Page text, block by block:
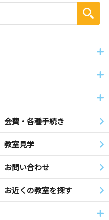
会費・各種手続き
教室見学
お問い合わせ
お近くの教室を探す